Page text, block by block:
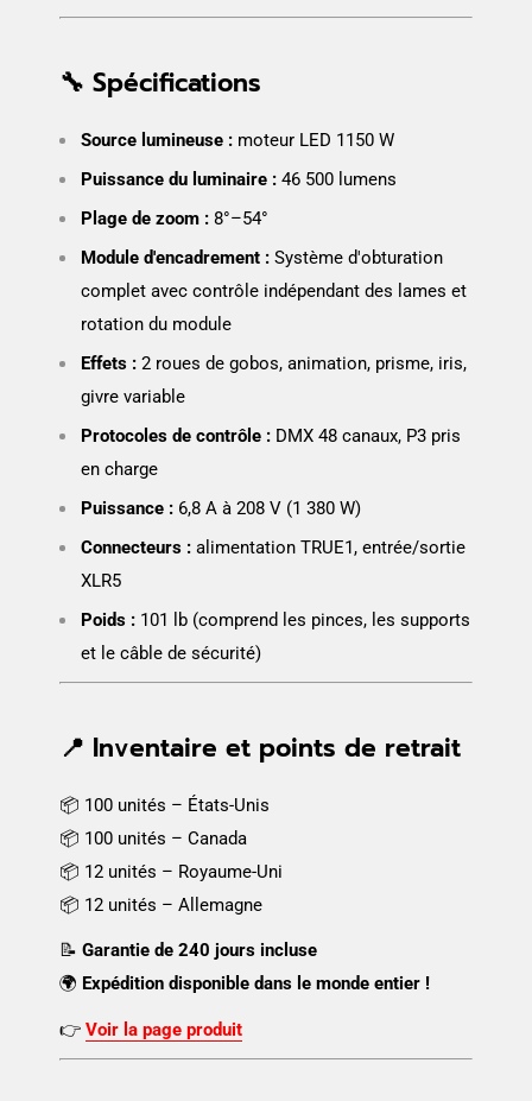
🔧 Spécifications
Source lumineuse : moteur LED 1150 W
Puissance du luminaire : 46 500 lumens
Plage de zoom : 8°–54°
Module d'encadrement : Système d'obturation
complet avec contrôle indépendant des lames et
rotation du module
Effets : 2 roues de gobos, animation, prisme, iris,
givre variable
Protocoles de contrôle : DMX 48 canaux, P3 pris
en charge
Puissance : 6,8 A à 208 V (1 380 W)
Connecteurs : alimentation TRUE1, entrée/sortie
XLR5
Poids : 101 lb (comprend les pinces, les supports
et le câble de sécurité)
📍 Inventaire et points de retrait
📦 100 unités – États-Unis
📦 100 unités – Canada
📦 12 unités – Royaume-Uni
📦 12 unités – Allemagne
📝 Garantie de 240 jours incluse
🌍 Expédition disponible dans le monde entier !
👉 Voir la page produit